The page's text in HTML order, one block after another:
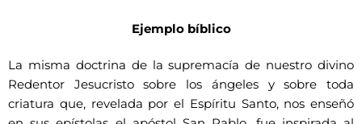
Ejemplo bíblico
La misma doctrina de la supremacía de nuestro divino
Redentor Jesucristo sobre los ángeles y sobre toda
criatura que, revelada por el Espíritu Santo, nos enseñó